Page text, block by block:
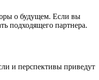
о будущем. Если вы
подходящего партнера.
и перспективы приведут